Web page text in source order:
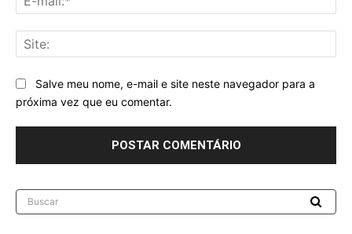
Salve meu nome, e-mail e site neste navegador para a
próxima vez que eu comentar.
Buscar